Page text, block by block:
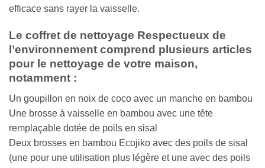
efficace sans rayer la vaisselle.
Le coffret de nettoyage Respectueux de
l’environnement comprend plusieurs articles
pour le nettoyage de votre maison,
notamment :
Un goupillon en noix de coco avec un manche en bambou
Une brosse à vaisselle en bambou avec une tête
remplaçable dotée de poils en sisal
Deux brosses en bambou Ecojiko avec des poils de sisal
(une pour une utilisation plus légère et une avec des poils